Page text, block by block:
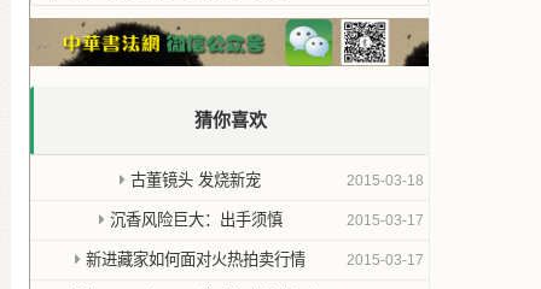
猜你喜欢
2015-03-18
古董镜头 发烧新宠
2015-03-17
沉香风险巨大：出手须慎
2015-03-17
新进藏家如何面对火热拍卖行情